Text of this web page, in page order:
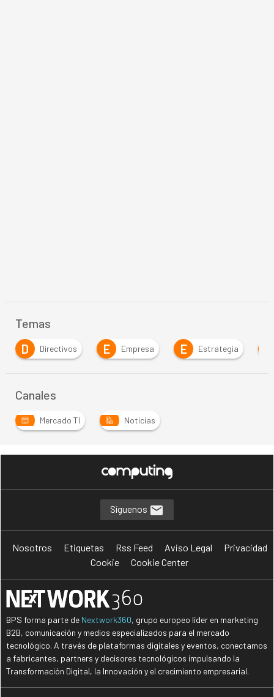
Temas
D
Directivos E Empresa E Estrategia
Canales
Mercado TI Noticias
Síguenos
Nosotros Etiquetas Rss Feed Aviso Legal
Privacidad
Cookie
Cookie Center
BPS forma parte de Nextwork360, grupo europeo líder en marketing
B2B, comunicación y medios especializados para el mercado
tecnológico. A través de plataformas digitales y eventos, conectamos
a fabricantes, partners y decisores tecnológicos impulsando la
Transformación Digital, la Innovación y el crecimiento empresarial.